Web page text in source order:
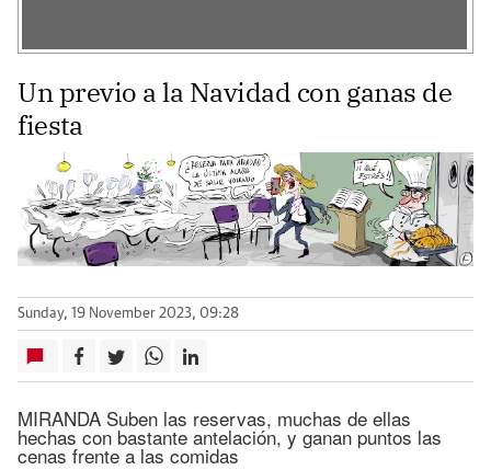
Un previo a la Navidad con ganas de
fiesta
Sunday, 19 November 2023, 09:28
MIRANDA Suben las reservas, muchas de ellas
hechas con bastante antelación, y ganan puntos las
cenas frente a las comidas